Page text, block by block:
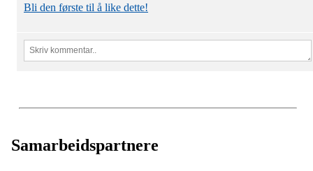
Bli den første til å like dette!
Samarbeidspartnere